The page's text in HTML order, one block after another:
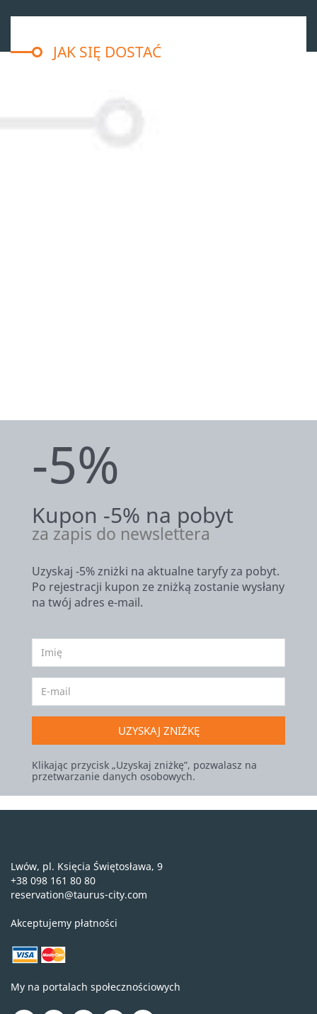
JAK SIĘ DOSTAĆ
-5%
Kupon -5% na pobyt
za zapis do newslettera
Uzyskaj -5% zniżki na aktualne taryfy za pobyt.
Po rejestracji kupon ze zniżką zostanie wysłany
na twój adres e-mail.
UZYSKAJ ZNIŻKĘ
Klikając przycisk „Uzyskaj zniżkę”, pozwalasz na
przetwarzanie danych osobowych.
Lwów, pl. Księcia Świętosława, 9
+38 098 161 80 80
reservation@taurus-city.com
Akceptujemy płatności
My na portalach społecznościowych